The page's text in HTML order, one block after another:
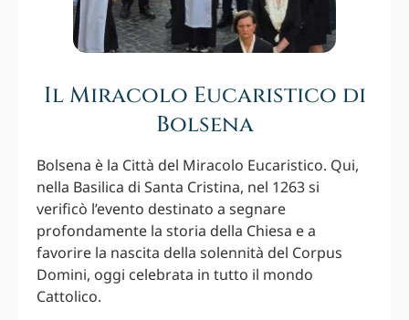
Il Miracolo Eucaristico di
Bolsena
Bolsena è la Città del Miracolo Eucaristico. Qui,
nella Basilica di Santa Cristina, nel 1263 si
verificò l’evento destinato a segnare
profondamente la storia della Chiesa e a
favorire la nascita della solennità del Corpus
Domini, oggi celebrata in tutto il mondo
Cattolico.